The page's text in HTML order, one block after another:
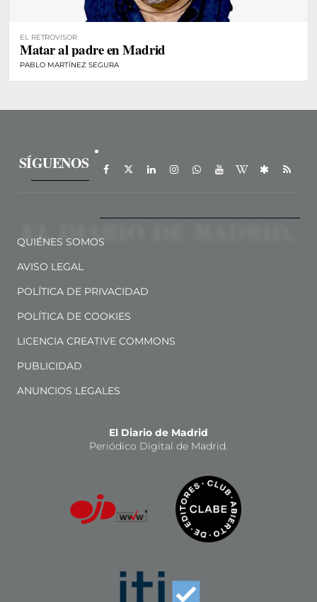
EL RETROVISOR
Matar al padre en Madrid
PABLO MARTÍNEZ SEGURA
SÍGUENOS
QUIÉNES SOMOS
AVISO LEGAL
POLÍTICA DE PRIVACIDAD
POLÍTICA DE COOKIES
LICENCIA CREATIVE COMMONS
PUBLICIDAD
ANUNCIOS LEGALES
El Diario de Madrid
Periódico Digital de Madrid.